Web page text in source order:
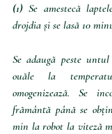
(1) Se amestecă
drojdia și se lasă 10
Se adaugă peste
ouăle la
omogenizează. Se
frământă până se
min la robot la viteză